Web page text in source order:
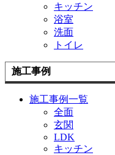
キッチン
浴室
洗面
トイレ
施工事例
施工事例一覧
全面
玄関
LDK
キッチン